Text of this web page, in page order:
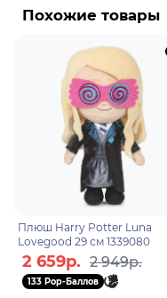
Обыкновенная
подойдёт к
следовать за ним
Некоторые
в ловушке или
их освободить,
Похожие товары
Плюш Harry Potter Luna
Lovegood 29 см 1339080
2 659р. 2 949р.
133 Pop-Баллов